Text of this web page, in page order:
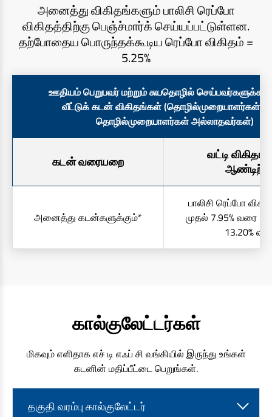
அனைத்து விகிதங்களும் பாலிசி ரெப்போ
விகிதத்திற்கு பெஞ்ச்மார்க் செய்யப்பட்டுள்ளன.
தற்போதைய பொருந்தக்கூடிய ரெப்போ விகிதம் =
5.25%
ஊதியம் பெறுபவர் மற்றும் சுயதொழில் செய்பவர்களுக்கான
வீட்டுக் கடன் விகிதங்கள் (தொழில்முறையாளர்கள்
தொழில்முறையாளர்கள் அல்லாதவர்கள்)
கடன் வரையறை
வட்டி
அனைத்து கடன்களுக்கும்*
பாலிசி ரெப்போ
முதல் 7.95% வரை =
13.20%
கால்குலேட்டர்கள்
மிகவும் எளிதாக எச் டி எஃப் சி வங்கியில் இருந்து உங்கள்
கடனின் மதிப்பீட்டை பெறுங்கள்.
தகுதி வரம்பு கால்குலேட்டர்